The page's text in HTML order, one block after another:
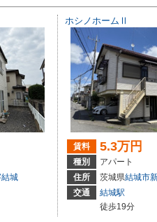
城
ホシノホームⅡ
賃料 5.3万円
種別
アパート
住所
茨城県結城市
交通
結城駅
徒歩19分